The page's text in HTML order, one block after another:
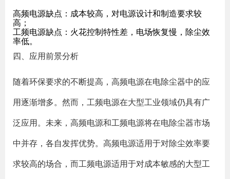
高频电源缺点：成本较高，对电源设计和制造要求较
高；
工频电源缺点：火花控制特性差，电场恢复慢，除尘效
率低。
四、应用前景分析
随着环保要求的不断提高，高频电源在电除尘器中的应
用逐渐增多。然而，工频电源在大型工业领域仍具有广
泛应用。未来，高频电源和工频电源将在电除尘器市场
中并存，各自发挥优势。高频电源适用于对除尘效率要
求较高的场合，而工频电源适用于对成本敏感的大型工